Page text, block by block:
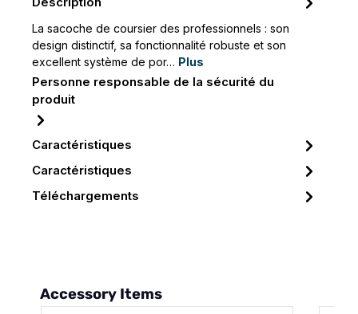
La sacoche de coursier des professionnels : son
design distinctif, sa fonctionnalité robuste et son
excellent système de por… Plus
Personne responsable de la sécurité du
produit
Caractéristiques
Caractéristiques
Téléchargements
Ignorer la galerie de produits
Accessory Items